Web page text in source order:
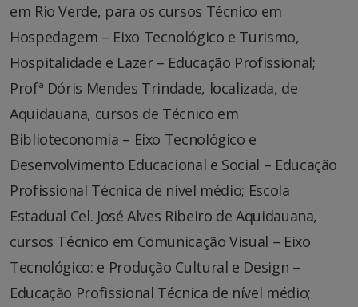
em Rio Verde, para os cursos Técnico em
Hospedagem – Eixo Tecnológico e Turismo,
Hospitalidade e Lazer – Educação Profissional;
Profª Dóris Mendes Trindade, localizada, de
Aquidauana, cursos de Técnico em
Biblioteconomia – Eixo Tecnológico e
Desenvolvimento Educacional e Social – Educação
Profissional Técnica de nível médio; Escola
Estadual Cel. José Alves Ribeiro de Aquidauana,
cursos Técnico em Comunicação Visual – Eixo
Tecnológico: e Produção Cultural e Design –
Educação Profissional Técnica de nível médio;